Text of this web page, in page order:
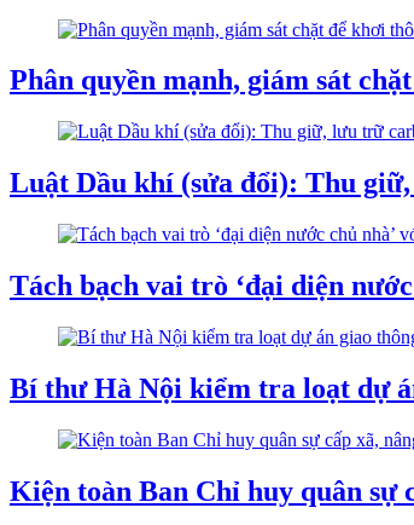
Phân quyền mạnh, giám sát
Luật Dầu khí (sửa đổi): Thu
Tách bạch vai trò ‘đại diện
Bí thư Hà Nội kiểm tra loạt dự
Kiện toàn Ban Chỉ huy quân sự